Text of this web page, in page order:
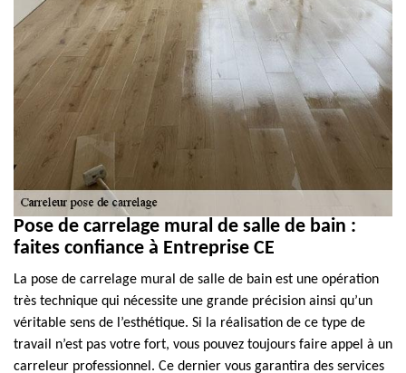
Pose de carrelage mural de salle de bain :
faites confiance à Entreprise CE
La pose de carrelage mural de salle de bain est une opération
très technique qui nécessite une grande précision ainsi qu’un
véritable sens de l’esthétique. Si la réalisation de ce type de
travail n’est pas votre fort, vous pouvez toujours faire appel à un
carreleur professionnel. Ce dernier vous garantira des services